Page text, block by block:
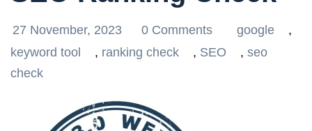
27 November, 2023 0 Comments google
,
keyword tool
, ranking check , SEO , seo
check